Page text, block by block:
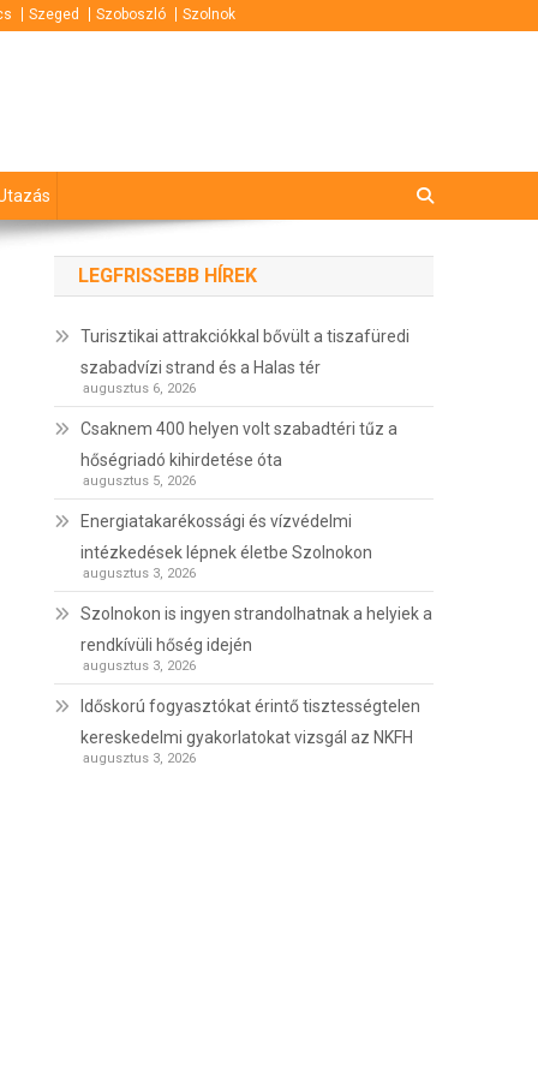
Szeged Szoboszló Szolnok
LEGFRISSEBB HÍREK
Turisztikai attrakciókkal bővült a tiszafüredi
szabadvízi strand és a Halas tér
augusztus 6, 2026
Csaknem 400 helyen volt szabadtéri tűz a
hőségriadó kihirdetése óta
augusztus 5, 2026
Energiatakarékossági és vízvédelmi
intézkedések lépnek életbe Szolnokon
augusztus 3, 2026
Szolnokon is ingyen strandolhatnak a helyiek a
rendkívüli hőség idején
augusztus 3, 2026
Időskorú fogyasztókat érintő tisztességtelen
kereskedelmi gyakorlatokat vizsgál az NKFH
augusztus 3, 2026